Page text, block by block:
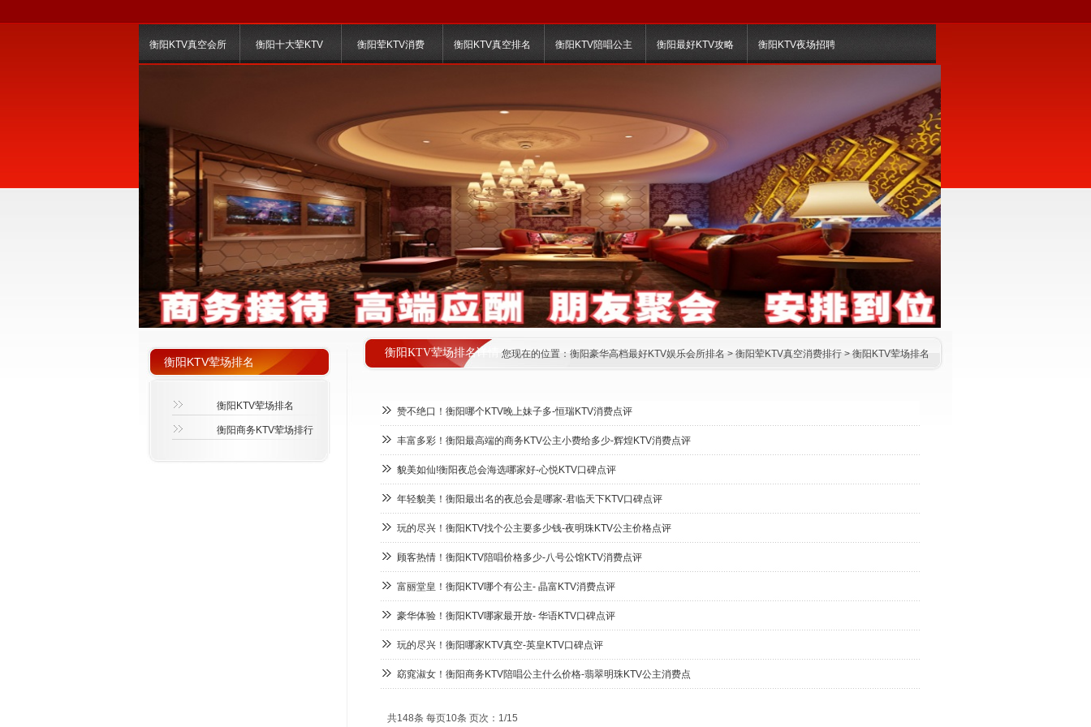
衡阳KTV真空会所 衡阳十大荤KTV 衡阳荤KTV消费 衡阳KTV真空排名 衡阳KTV陪唱公主 衡阳最好KTV攻略 衡阳KTV夜场招聘
衡阳KTV荤场排名详情 您现在的位置： 衡阳豪华高档最好KTV娱乐会所排名 > 衡阳荤KTV真空消费排行 > 衡阳KTV荤场排名
衡阳KTV荤场排名
衡阳KTV荤场排名
衡阳商务KTV荤场排行
赞不绝口！衡阳哪个KTV晚上妹子多-恒瑞KTV消费点评
丰富多彩！衡阳最高端的商务KTV公主小费给多少-辉煌KTV消费点评
貌美如仙!衡阳夜总会海选哪家好-心悦KTV口碑点评
年轻貌美！衡阳最出名的夜总会是哪家-君临天下KTV口碑点评
玩的尽兴！衡阳KTV找个公主要多少钱-夜明珠KTV公主价格点评
顾客热情！衡阳KTV陪唱价格多少-八号公馆KTV消费点评
富丽堂皇！衡阳KTV哪个有公主- 晶富KTV消费点评
豪华体验！衡阳KTV哪家最开放- 华语KTV口碑点评
玩的尽兴！衡阳哪家KTV真空-英皇KTV口碑点评
窈窕淑女！衡阳商务KTV陪唱公主什么价格-翡翠明珠KTV公主消费点
共148条 每页10条 页次：1/15